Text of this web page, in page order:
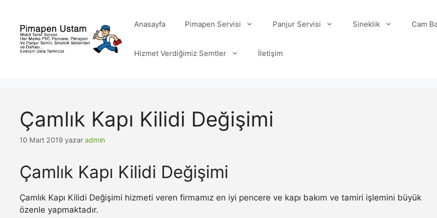
Anasayfa Pimapen Servisi Panjur Servisi Sineklik Cam
Hizmet Verdiğimiz Semtler İletişim
Çamlık Kapı Kilidi Değişimi
10 Mart 2019 yazar admin
Çamlık Kapı Kilidi Değişimi
Çamlık Kapı Kilidi Değişimi hizmeti veren firmamız en iyi pencere ve kapı bakım ve tamiri işlemini büyük
özenle yapmaktadır.